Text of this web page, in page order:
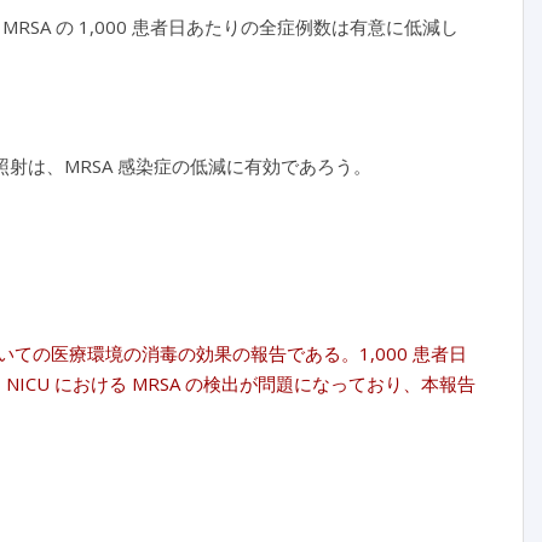
の 1,000 患者日あたりの全症例数は有意に低減し
は、MRSA 感染症の低減に有効であろう。
ての医療環境の消毒の効果の報告である。1,000 患者日
における MRSA の検出が問題になっており、本報告